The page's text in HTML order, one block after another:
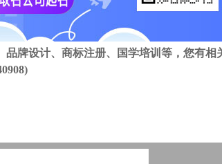
品牌设计、商标注册、国学培训等，您有相